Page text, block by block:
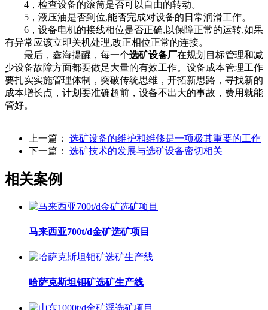
4，检查设备的滚筒是否可以自由的转动。
5，液压油是否到位,能否完成对设备的日常润滑工作。
6，设备电机的接线相位是否正确,以保障正常的运转,如果
有异常应该立即关机处理,改正相位正常的连接。
最后，鑫海提醒，每一个选矿设备厂在规划目标管理和减
少设备故障方面都要做足大量的有效工作。设备成本管理工作
要扎实实施管理体制，突破传统思维，开拓新思路，寻找新的
成本增长点，计划要准确超前，设备不出大的事故，费用就能
管好。
上一篇： 选矿设备的维护和维修是一项极其重要的工作
下一篇： 选矿技术的发展与选矿设备密切相关
相关案例
马来西亚700t/d金矿选矿项目
哈萨克斯坦钼矿选矿生产线